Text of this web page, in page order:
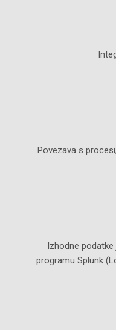
Povezava s
Izhodne
programu Splunk